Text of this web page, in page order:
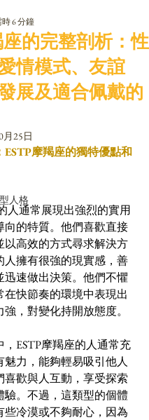
人格
座的完整剖析：性
情模式、友誼
展及適合佩戴的
6 分鐘
月25日
ESTP摩羯座的獨特優點和
人通常展現出強烈的實用
向的特質。他們喜歡直接
以高效的方式尋求解決方
人擁有很強的現實感，善
迅速做出決策。他們不懼
在快節奏的環境中表現出
，對變化持開放態度。
ESTP摩羯座的人通常充
魅力，能夠輕易吸引他人
喜歡與人互動，享受探索
驗。不過，這類型的個體
些冷漠或不夠耐心，因為